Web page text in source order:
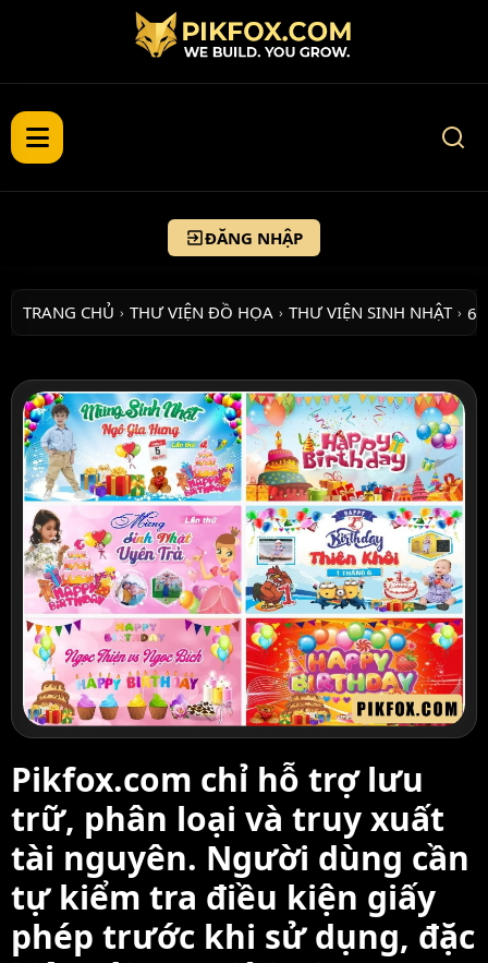
ĐĂNG NHẬP
TRANG CHỦ › THƯ VIỆN ĐỒ HỌA › THƯ VIỆN SINH NHẬT ›
Pikfox.com chỉ hỗ trợ lưu
trữ, phân loại và truy xuất
tài nguyên. Người dùng cần
tự kiểm tra điều kiện giấy
phép trước khi sử dụng, đặc